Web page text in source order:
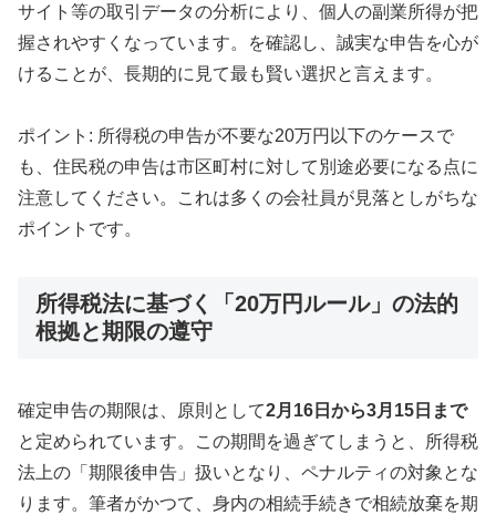
サイト等の取引データの分析により、個人の副業所得が把
握されやすくなっています。を確認し、誠実な申告を心が
けることが、長期的に見て最も賢い選択と言えます。
ポイント: 所得税の申告が不要な20万円以下のケースで
も、住民税の申告は市区町村に対して別途必要になる点に
注意してください。これは多くの会社員が見落としがちな
ポイントです。
所得税法に基づく「20万円ルール」の法的
根拠と期限の遵守
確定申告の期限は、原則として2月16日から3月15日まで
と定められています。この期間を過ぎてしまうと、所得税
法上の「期限後申告」扱いとなり、ペナルティの対象とな
ります。筆者がかつて、身内の相続手続きで相続放棄を期